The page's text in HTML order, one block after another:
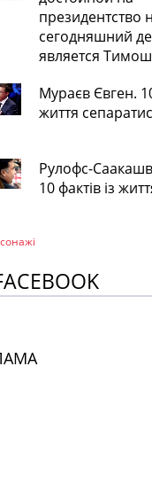
президентство
сегодняшний
является
Мураєв Євген.
життя
Рулофс-
10 фактів із